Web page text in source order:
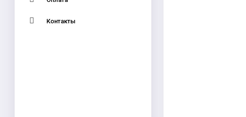
Контакты